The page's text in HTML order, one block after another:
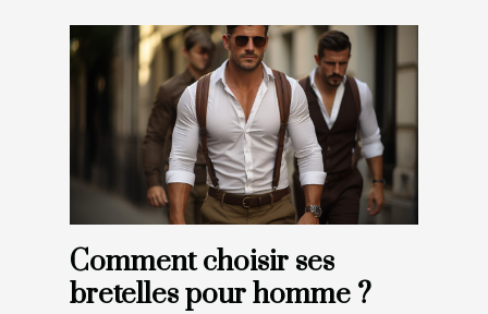
Comment choisir ses
bretelles pour homme ?